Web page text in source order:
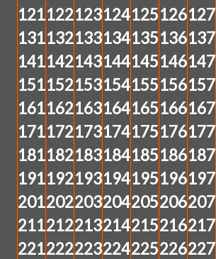
121122123124125126127
131132133134135136137
141142143144145146147
151152153154155156157
161162163164165166167
171172173174175176177
181182183184185186187
191192193194195196197
201202203204205206207
211212213214215216217
221222223224225226227